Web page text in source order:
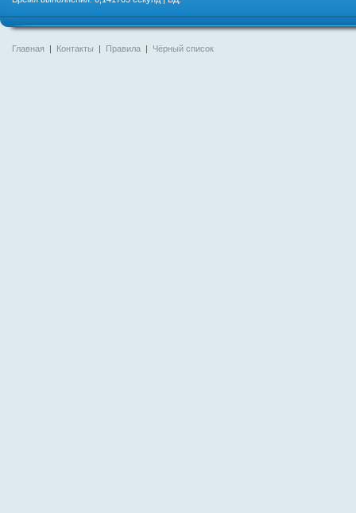
Главная | Контакты | Правила | Чёрный список